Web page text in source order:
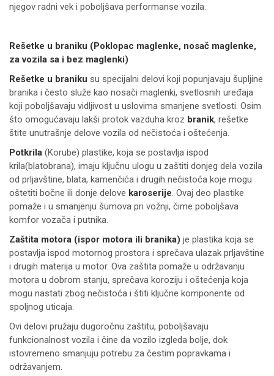
njegov radni vek i poboljšava performanse vozila.
Rešetke u braniku (Poklopac maglenke, nosač maglenke,
za vozila sa i bez maglenki)
Rešetke u braniku su specijalni delovi koji popunjavaju šupljine
branika i često služe kao nosači maglenki, svetlosnih uređaja
koji poboljšavaju vidljivost u uslovima smanjene svetlosti. Osim
što omogućavaju lakši protok vazduha kroz branik, rešetke
štite unutrašnje delove vozila od nečistoća i oštećenja.
Potkrila (Korube) plastike, koja se postavlja ispod
krila(blatobrana), imaju ključnu ulogu u zaštiti donjeg dela vozila
od prljavštine, blata, kamenčića i drugih nečistoća koje mogu
oštetiti bočne ili donje delove karoserije. Ovaj deo plastike
pomaže i u smanjenju šumova pri vožnji, čime poboljšava
komfor vozača i putnika.
Zaštita motora (ispor motora ili branika) je plastika koja se
postavlja ispod motornog prostora i sprečava ulazak prljavštine
i drugih materija u motor. Ova zaštita pomaže u održavanju
motora u dobrom stanju, sprečava koroziju i oštećenja koja
mogu nastati zbog nečistoća i štiti ključne komponente od
spoljnog uticaja.
Ovi delovi pružaju dugoročnu zaštitu, poboljšavaju
funkcionalnost vozila i čine da vozilo izgleda bolje, dok
istovremeno smanjuju potrebu za čestim popravkama i
održavanjem.